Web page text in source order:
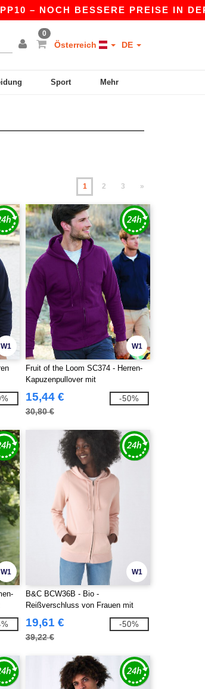
BESSERE PREISE IN DER APP!
0
Österreich DE
Sport Mehr
1 2 3 »
W1 W1
Fruit of the Loom SC374 - Herren-
Kapuzenpullover mit
Reißverschluss
15,44 €
30,80 €
-50%
W1 W1
B&C BCW36B - Bio -
Reißverschluss von Frauen mit
Reißverschluss
19,61 €
39,22 €
-50%